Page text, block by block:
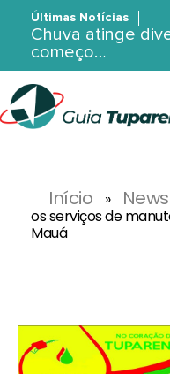
Últimas Notícias
Chuva atinge
começo…
Início » News
os serviços de
Mauá